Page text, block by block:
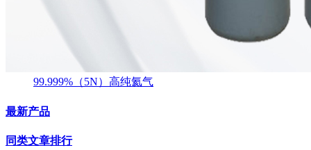
99.999%（5N）高纯氦气
最新产品
同类文章排行